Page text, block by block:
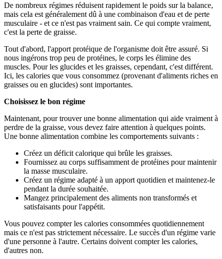
De nombreux régimes réduisent rapidement le poids sur la balance,
mais cela est généralement dû à une combinaison d'eau et de perte
musculaire - et ce n'est pas vraiment sain. Ce qui compte vraiment,
c'est la perte de graisse.
Tout d'abord, l'apport protéique de l'organisme doit être assuré. Si
nous ingérons trop peu de protéines, le corps les élimine des
muscles. Pour les glucides et les graisses, cependant, c'est différent.
Ici, les calories que vous consommez (provenant d'aliments riches en
graisses ou en glucides) sont importantes.
Choisissez le bon régime
Maintenant, pour trouver une bonne alimentation qui aide vraiment à
perdre de la graisse, vous devez faire attention à quelques points.
Une bonne alimentation combine les comportements suivants :
Créez un déficit calorique qui brûle les graisses.
Fournissez au corps suffisamment de protéines pour maintenir
la masse musculaire.
Créez un régime adapté à un apport quotidien et maintenez-le
pendant la durée souhaitée.
Mangez principalement des aliments non transformés et
satisfaisants pour l'appétit.
Vous pouvez compter les calories consommées quotidiennement
mais ce n'est pas strictement nécessaire. Le succès d'un régime varie
d'une personne à l'autre. Certains doivent compter les calories,
d'autres non.